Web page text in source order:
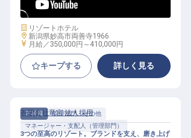
高峰のリゾートを動かす／寮あり
施設業態
リゾートホテル
勤務地
新潟県妙高市両善寺1966
給与
月給／350,000円～410,000円
キープする 詳しく見る
正社員
管理部門・その他
マネージャー・支配人（管理部門）
有限会社竜宮 法人採用
3つの至高のリゾート。ブランドを支え、磨き上げ